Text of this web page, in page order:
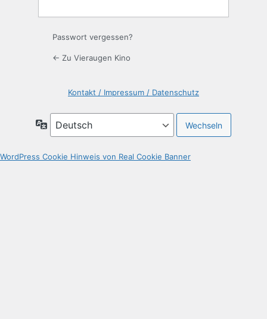
Passwort vergessen?
← Zu Vieraugen Kino
Kontakt / Impressum / Datenschutz
Sprache
WordPress Cookie Hinweis von Real Cookie Banner